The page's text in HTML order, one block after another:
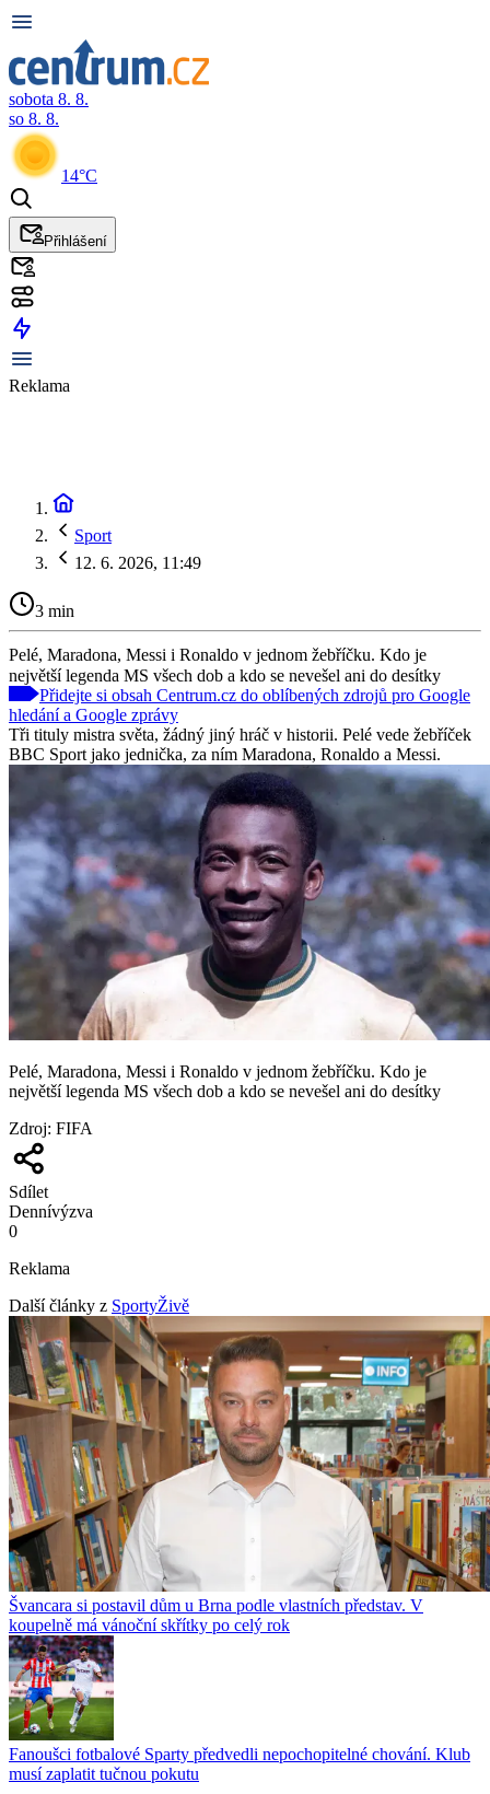
sobota 8. 8.
so 8. 8.
14°C
Přihlášení
Reklama
Sport
12. 6. 2026, 11:49
3 min
Pelé, Maradona, Messi i Ronaldo v jednom žebříčku. Kdo je
největší legenda MS všech dob a kdo se nevešel ani do desítky
Přidejte si obsah Centrum.cz do oblíbených zdrojů pro Google
hledání a Google zprávy
Tři tituly mistra světa, žádný jiný hráč v historii. Pelé vede žebříček
BBC Sport jako jednička, za ním Maradona, Ronaldo a Messi.
Pelé, Maradona, Messi i Ronaldo v jednom žebříčku. Kdo je
největší legenda MS všech dob a kdo se nevešel ani do desítky
Zdroj: FIFA
Sdílet
Dennívýzva
0
Reklama
Další články z SportyŽivě
Švancara si postavil dům u Brna podle vlastních představ. V
koupelně má vánoční skřítky po celý rok
Fanoušci fotbalové Sparty předvedli nepochopitelné chování. Klub
musí zaplatit tučnou pokutu